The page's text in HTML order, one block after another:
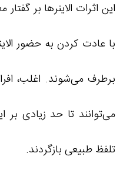
این اثرات الاینرها بر
با عادت کردن به حضور
برطرف می‌شوند. اغلب،
می‌توانند تا حد زیادی بر
تلفظ طبیعی بازگردند.